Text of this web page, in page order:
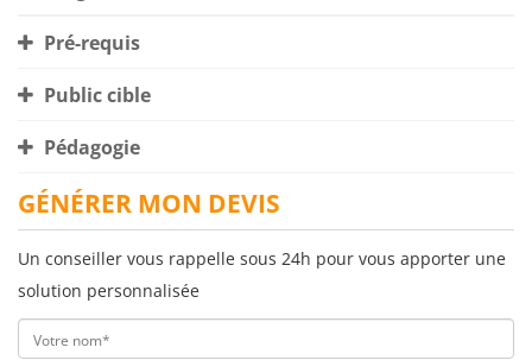
Pré-requis
Public cible
Pédagogie
GÉNÉRER MON DEVIS
Un conseiller vous rappelle sous 24h pour vous apporter une
solution personnalisée